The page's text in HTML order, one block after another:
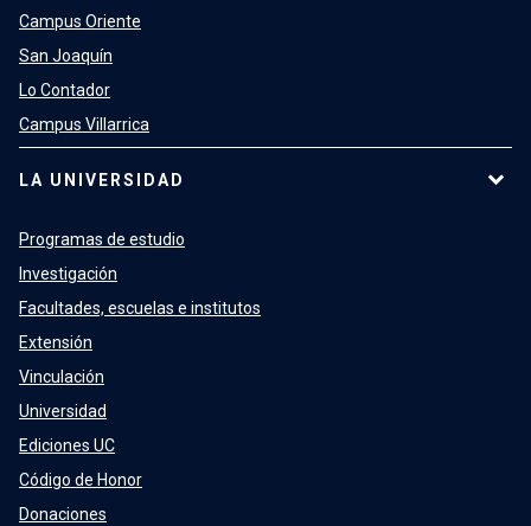
Campus Oriente
San Joaquín
Lo Contador
Campus Villarrica
LA UNIVERSIDAD
Programas de estudio
Investigación
Facultades, escuelas e institutos
Extensión
Vinculación
Universidad
Ediciones UC
Código de Honor
Donaciones